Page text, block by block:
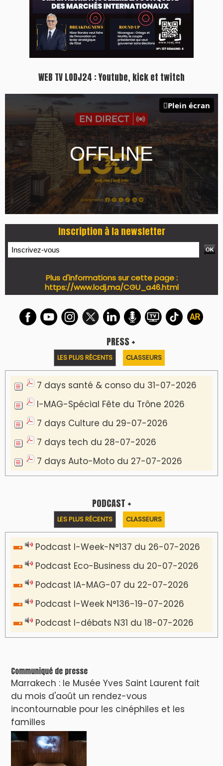
Inscription à la newsletter
Plus d'informations sur cette page :
PRESS +
LES PLUS RÉCENTS CLASSEURS
7 days santé & conso du 31-07-2026
I-MAG-Spécial Fête du Trône 2026
7 days Culture du 29-07-2026
7 days Auto-Moto du 27-07-2026
PODCAST +
LES PLUS RÉCENTS CLASSEURS
Podcast I-Week-N°137 du 26-07-2026
Podcast Eco-Business du 20-07-2026
Podcast IA-MAG-07 du 22-07-2026
Podcast I-Week N°136-19-07-2026
Podcast I-débats N31 du 18-07-2026
Communiqué de presse
Marrakech : le Musée Yves Saint Laurent fait
du mois d'août un rendez-vous
VIDÉOS & CLIP +
LES PLUS RÉCENTS CLASSEURS
دِيمَا المَغرِب Clip
🎵Bulldozer Blues
Clip : 🎵 LE BLUES DE L'IA
🎵 Ormuzera bien, qui ormuzera le
dernier